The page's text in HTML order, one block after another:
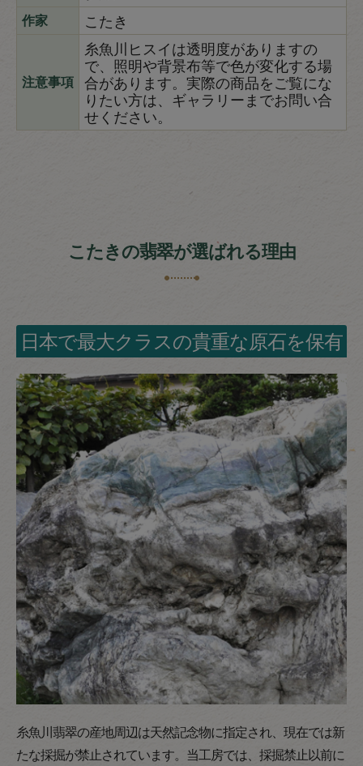
作家 こたき
注意事項
糸魚川ヒスイは透明度がありますの
で、照明や背景布等で色が変化する場
合があります。実際の商品をご覧にな
りたい方は、ギャラリーまでお問い合
せください。
こたきの翡翠が選ばれる理由
日本で最大クラスの貴重な原石を保有
糸魚川翡翠の産地周辺は天然記念物に指定され、現在では新
たな採掘が禁止されています。当工房では、採掘禁止以前に